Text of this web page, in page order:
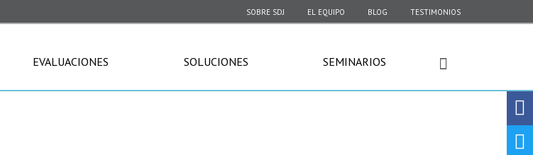
SOBRE SDJ EL EQUIPO BLOG TESTIMONIOS
EVALUACIONES SOLUCIONES SEMINARIOS